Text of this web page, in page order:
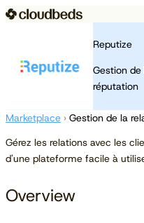
Reputize
Gestion
réputation
Marketplace › Gestion de la
Gérez les relations avec les
d'une plateforme facile à
Overview